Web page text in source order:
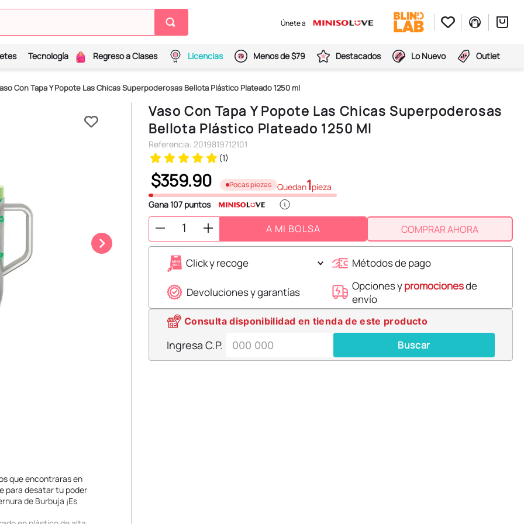
Únete a
Tecnología Regreso a Clases Licencias Menos de $79 Destacados Lo Nuevo Outlet
Con Tapa Y Popote Las Chicas Superpoderosas Bellota Plástico Plateado 1250 ml
que encontraras en
para desatar tu poder
de Burbuja ¡Es
Vaso Con Tapa Y Popote Las Chicas Superpoderosas
Bellota Plástico Plateado 1250 Ml
Referencia: 2019819712101
(1)
$359.90 Pocas piezas Quedan1pieza
Gana107 puntos
A MI BOLSA COMPRAR AHORA
Click y recoge Métodos de pago
Devoluciones y garantías Opciones ypromocionesde
envío
Consulta disponibilidad en tienda de este producto
Ingresa C.P. Buscar